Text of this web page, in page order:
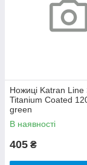
Ножицi Katran Line
Titanium Coated
green
В наявності
405 ₴